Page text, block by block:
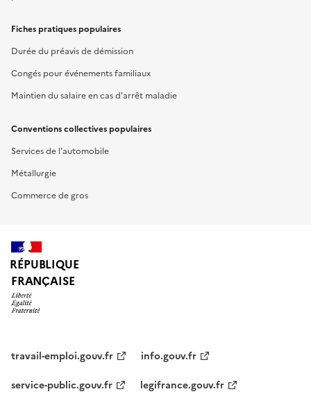
Fiches pratiques populaires
Durée du préavis de démission
Congés pour événements familiaux
Maintien du salaire en cas d'arrêt maladie
Conventions collectives populaires
Services de l'automobile
Métallurgie
Commerce de gros
RÉPUBLIQUE
FRANÇAISE
travail-emploi.gouv.fr
info.gouv.fr
service-public.gouv.fr
legifrance.gouv.fr